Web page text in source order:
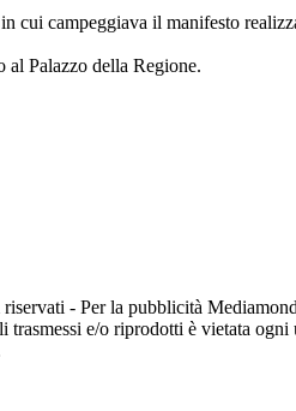
cui campeggiava il manifesto
al Palazzo della Regione.
- Per la pubblicità
trasmessi e/o riprodotti è vietata